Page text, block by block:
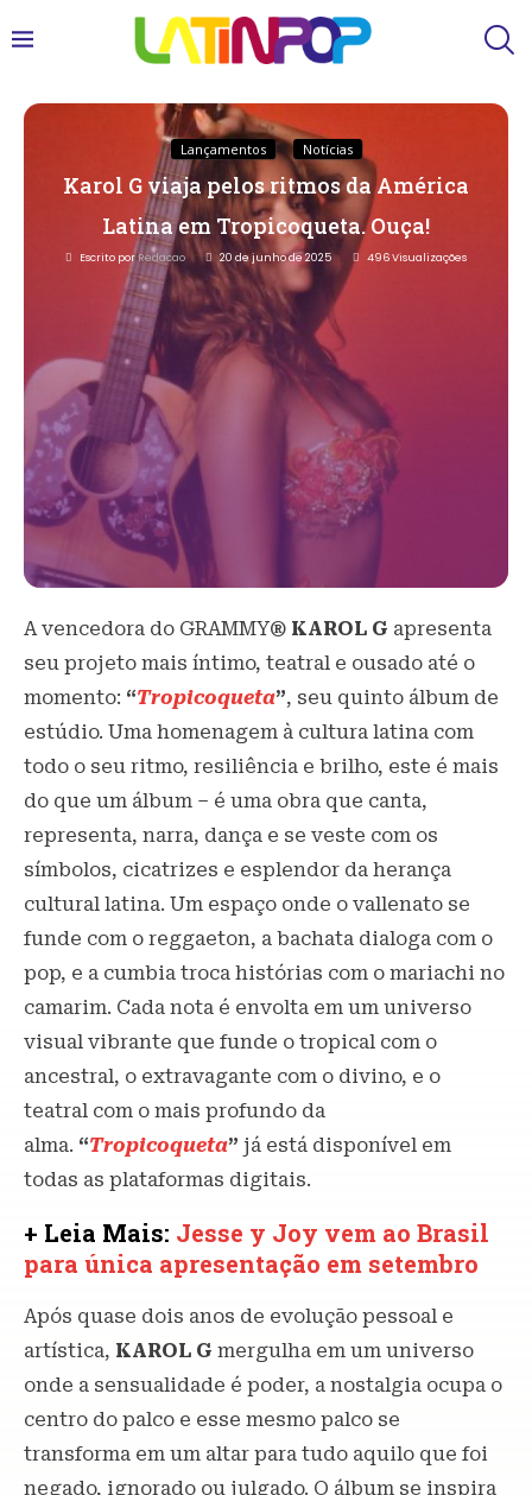
Lançamentos Notícias
Karol G viaja pelos ritmos da América
Latina em Tropicoqueta. Ouça!
Escrito porRedacao 20 de junho de 2025 496Visualizações
A vencedora do GRAMMY® KAROL G apresenta
seu projeto mais íntimo, teatral e ousado até o
momento: “Tropicoqueta”, seu quinto álbum de
estúdio. Uma homenagem à cultura latina com
todo o seu ritmo, resiliência e brilho, este é mais
do que um álbum – é uma obra que canta,
representa, narra, dança e se veste com os
símbolos, cicatrizes e esplendor da herança
cultural latina. Um espaço onde o vallenato se
funde com o reggaeton, a bachata dialoga com o
pop, e a cumbia troca histórias com o mariachi no
camarim. Cada nota é envolta em um universo
visual vibrante que funde o tropical com o
ancestral, o extravagante com o divino, e o
teatral com o mais profundo da
alma. “Tropicoqueta” já está disponível em
todas as plataformas digitais.
+ Leia Mais: Jesse y Joy vem ao Brasil
para única apresentação em setembro
Após quase dois anos de evolução pessoal e
artística, KAROL G mergulha em um universo
onde a sensualidade é poder, a nostalgia ocupa o
centro do palco e esse mesmo palco se
transforma em um altar para tudo aquilo que foi
negado, ignorado ou julgado. O álbum se inspira